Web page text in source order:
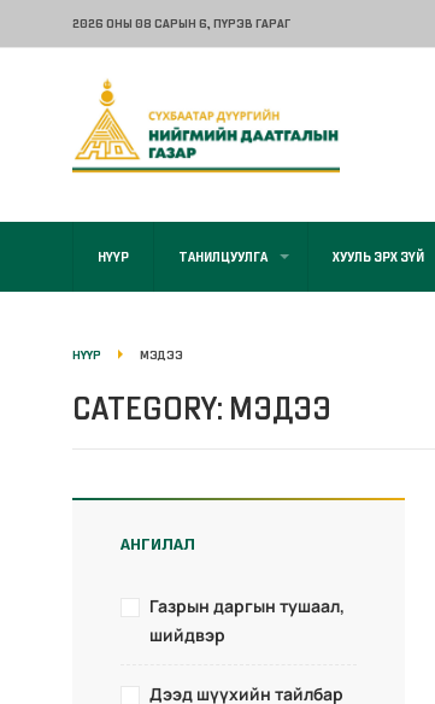
2026 ОНЫ 08 САРЫН 6, ПҮРЭВ ГАРАГ
НҮҮР ТАНИЛЦУУЛГА ХУУЛЬ ЭРХ ЗҮЙ
НҮҮР МЭДЭЭ
CATEGORY: МЭДЭЭ
АНГИЛАЛ
Газрын даргын тушаал,
шийдвэр
Дээд шүүхийн тайлбар